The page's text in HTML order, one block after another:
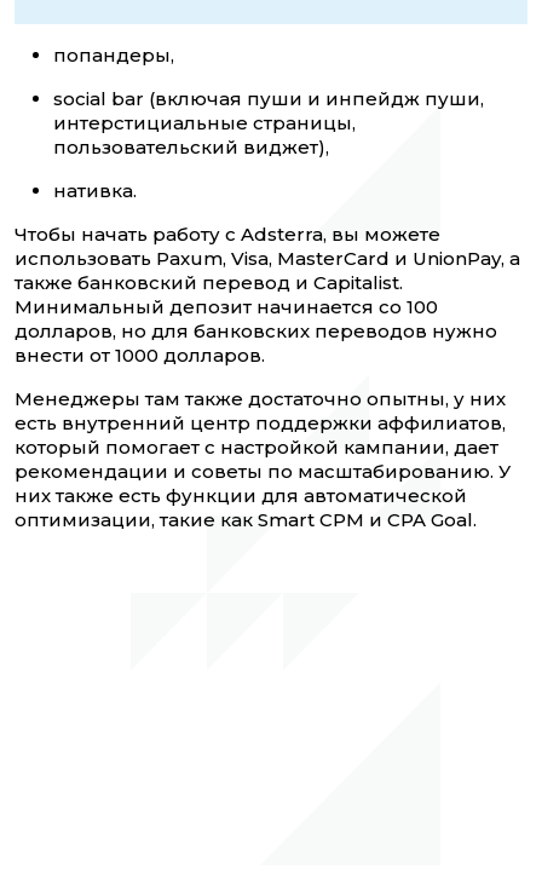
попандеры,
social bar (включая пуши и инпейдж пуши,
интерстициальные страницы,
пользовательский виджет),
нативка.
Чтобы начать работу с Adsterra, вы можете
использовать Paxum, Visa, MasterCard и UnionPay, а
также банковский перевод и Capitalist.
Минимальный депозит начинается со 100
долларов, но для банковских переводов нужно
внести от 1000 долларов.
Менеджеры там также достаточно опытны, у них
есть внутренний центр поддержки аффилиатов,
который помогает с настройкой кампании, дает
рекомендации и советы по масштабированию. У
них также есть функции для автоматической
оптимизации, такие как Smart CPM и CPA Goal.